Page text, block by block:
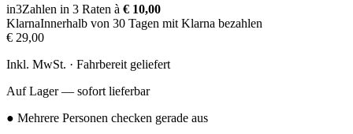
in3Zahlen in 3 Raten à € 10,00
KlarnaInnerhalb von 30 Tagen mit Klarna bezahlen
€ 29,00
Inkl. MwSt. · Fahrbereit geliefert
Auf Lager — sofort lieferbar
● Mehrere Personen checken gerade aus